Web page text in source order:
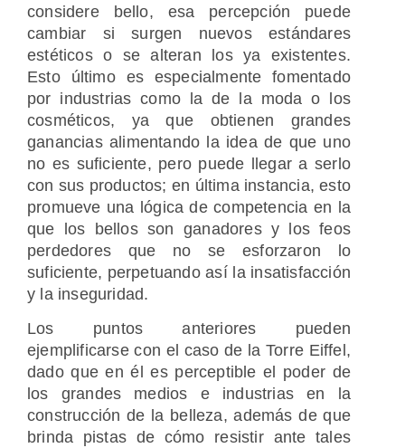
considere bello, esa percepción puede
cambiar si surgen nuevos estándares
estéticos o se alteran los ya existentes.
Esto último es especialmente fomentado
por industrias como la de la moda o los
cosméticos, ya que obtienen grandes
ganancias alimentando la idea de que uno
no es suficiente, pero puede llegar a serlo
con sus productos; en última instancia, esto
promueve una lógica de competencia en la
que los bellos son ganadores y los feos
perdedores que no se esforzaron lo
suficiente, perpetuando así la insatisfacción
y la inseguridad.
Los puntos anteriores pueden
ejemplificarse con el caso de la Torre Eiffel,
dado que en él es perceptible el poder de
los grandes medios e industrias en la
construcción de la belleza, además de que
brinda pistas de cómo resistir ante tales